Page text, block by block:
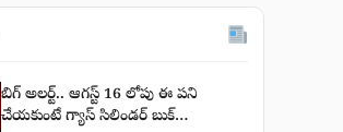
బిగ్‌ అలర్ట్‌.. ఆగస్ట్‌ 16 లోపు ఈ పని
చేయకుంటే గ్యాస్‌ సిలిండర్‌ బుక్‌